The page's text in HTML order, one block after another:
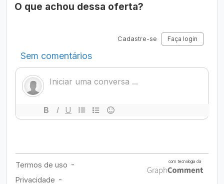
O que achou dessa oferta?